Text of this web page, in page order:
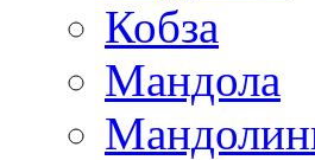
Кобза
Мандола